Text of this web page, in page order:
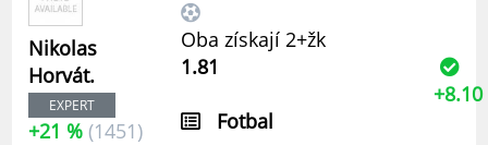
Nikolas
Horvát.
EXPERT
+21 % (1451)
Oba získají 2+žk
1.81
Fotbal
+8.10